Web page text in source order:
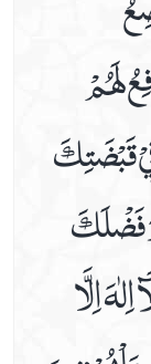
لَهُمْ
قَبْضَتِكَ
فَضْلَكَ
اِلَّا